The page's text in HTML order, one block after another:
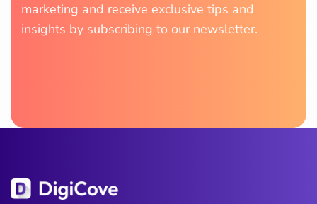
marketing and receive exclusive tips and
insights by subscribing to our newsletter.